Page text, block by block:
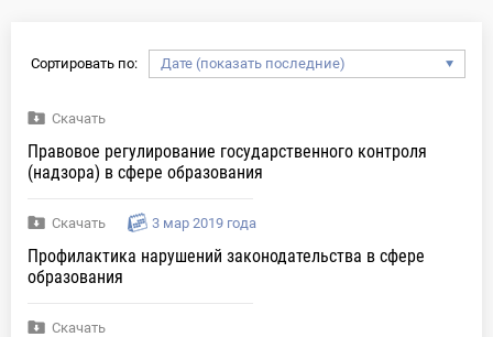
Сортировать по:
Скачать
Правовое регулирование государственного контроля
(надзора) в сфере образования
Скачать 3 мар 2019 года
Профилактика нарушений законодательства в сфере
образования
Скачать